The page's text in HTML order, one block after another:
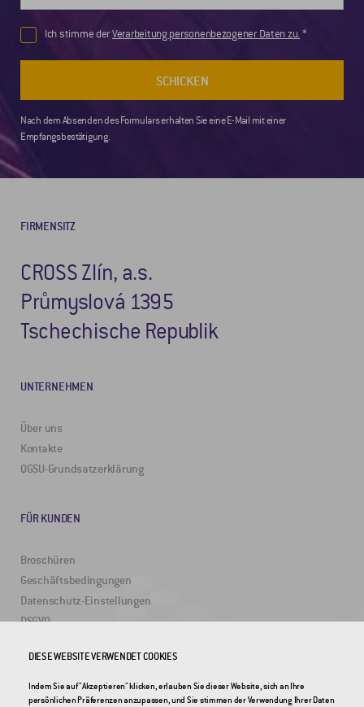
Ich stimme derVerarbeitung personenbezogener Daten zu.
SCHICKEN
Nach dem Absenden des Formulars erhalten Sie eine E-Mail mit einer
Empfangsbestätigung.
FIRMENSITZ
CROSS Zlín, a.s.
Průmyslová 1395
Tschechische Republik
UNTERNEHMEN
Über uns
Kontakte
QGSU-Grundsatzerklärung
FÜR KUNDEN
Broschüren
Geschäftsbedingungen
Datenschutz-Einstellungen
DSGVO
DIESE WEBSITE VERWENDET COOKIES
Indem Sie auf "Akzeptieren" klicken, erlauben Sie dieser Website, sich an Ihre
persönlichen Präferenzen anzupassen, und Sie stimmen der Verwendung Ihrer Daten